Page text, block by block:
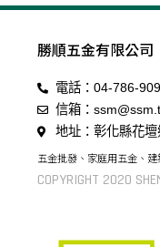
勝順五金有限公司
電話：04-786-
信箱：
地址：彰化縣花
五金批發、家庭用五金、
COPYRIGHT 2020